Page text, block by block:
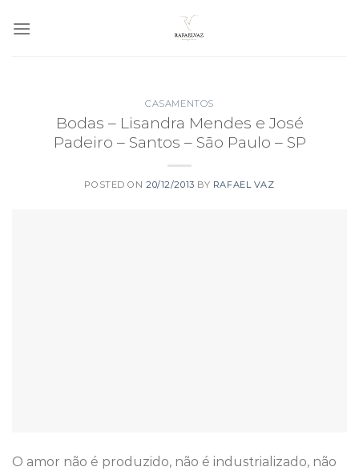
CASAMENTOS
Bodas – Lisandra Mendes e José
Padeiro – Santos – São Paulo – SP
POSTED ON20/12/2013 BY RAFAEL VAZ
O amor não é produzido, não é industrializado, não